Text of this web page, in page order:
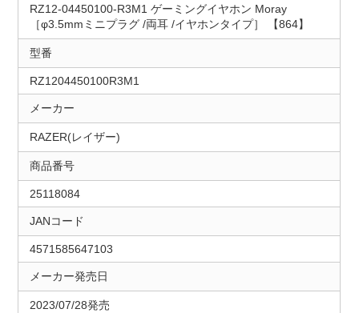
RZ12-04450100-R3M1 ゲーミングイヤホン Moray
［φ3.5mmミニプラグ /両耳 /イヤホンタイプ］ 【864】
型番
RZ1204450100R3M1
メーカー
RAZER(レイザー)
商品番号
25118084
JANコード
4571585647103
メーカー発売日
2023/07/28発売